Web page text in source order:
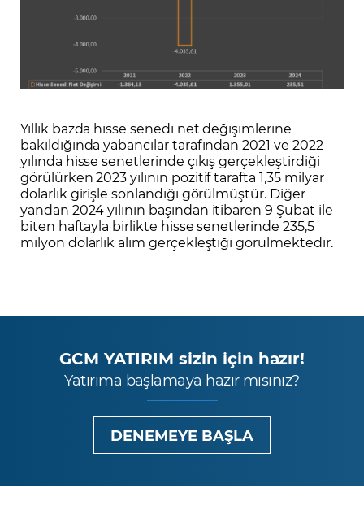
Yıllık bazda hisse senedi net değişimlerine
bakıldığında yabancılar tarafından 2021 ve 2022
yılında hisse senetlerinde çıkış gerçekleştirdiği
görülürken 2023 yılının pozitif tarafta 1,35 milyar
dolarlık girişle sonlandığı görülmüştür. Diğer
yandan 2024 yılının başından itibaren 9 Şubat ile
biten haftayla birlikte hisse senetlerinde 235,5
milyon dolarlık alım gerçekleştiği görülmektedir.
GCM YATIRIM sizin için hazır!
Yatırıma başlamaya hazır mısınız?
DENEMEYE BAŞLA